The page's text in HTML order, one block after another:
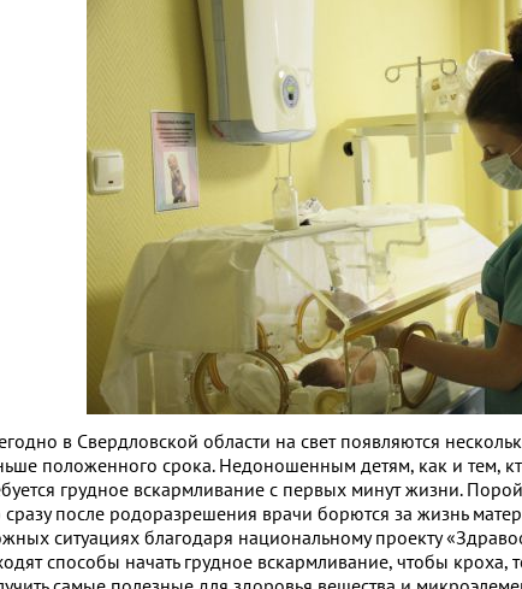
в Свердловской области на свет появляются
положенного срока. Недоношенным детям, как и тем,
грудное вскармливание с первых минут жизни.
сразу после родоразрешения врачи борются за жизнь
ситуациях благодаря национальному проекту
способы начать грудное вскармливание, чтобы кроха,